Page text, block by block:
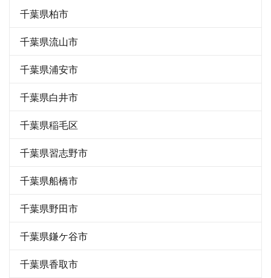
千葉県柏市
千葉県流山市
千葉県浦安市
千葉県白井市
千葉県稲毛区
千葉県習志野市
千葉県船橋市
千葉県野田市
千葉県鎌ケ谷市
千葉県香取市